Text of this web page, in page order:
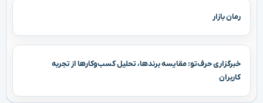
رمان بازار
خبرگزاری حرف‌تو: مقایسه برندها، تحلیل کسب‌وکارها از تجربه
کاربران